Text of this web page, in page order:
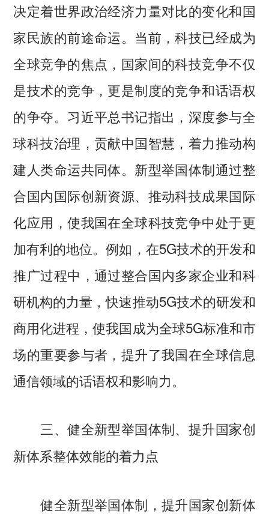
决定着世界政治经济力量对比的变化和国
家民族的前途命运。当前，科技已经成为
全球竞争的焦点，国家间的科技竞争不仅
是技术的竞争，更是制度的竞争和话语权
的争夺。习近平总书记指出，深度参与全
球科技治理，贡献中国智慧，着力推动构
建人类命运共同体。新型举国体制通过整
合国内国际创新资源、推动科技成果国际
化应用，使我国在全球科技竞争中处于更
加有利的地位。例如，在5G技术的开发和
推广过程中，通过整合国内多家企业和科
研机构的力量，快速推动5G技术的研发和
商用化进程，使我国成为全球5G标准和市
场的重要参与者，提升了我国在全球信息
通信领域的话语权和影响力。
三、健全新型举国体制、提升国家创
新体系整体效能的着力点
健全新型举国体制，提升国家创新体